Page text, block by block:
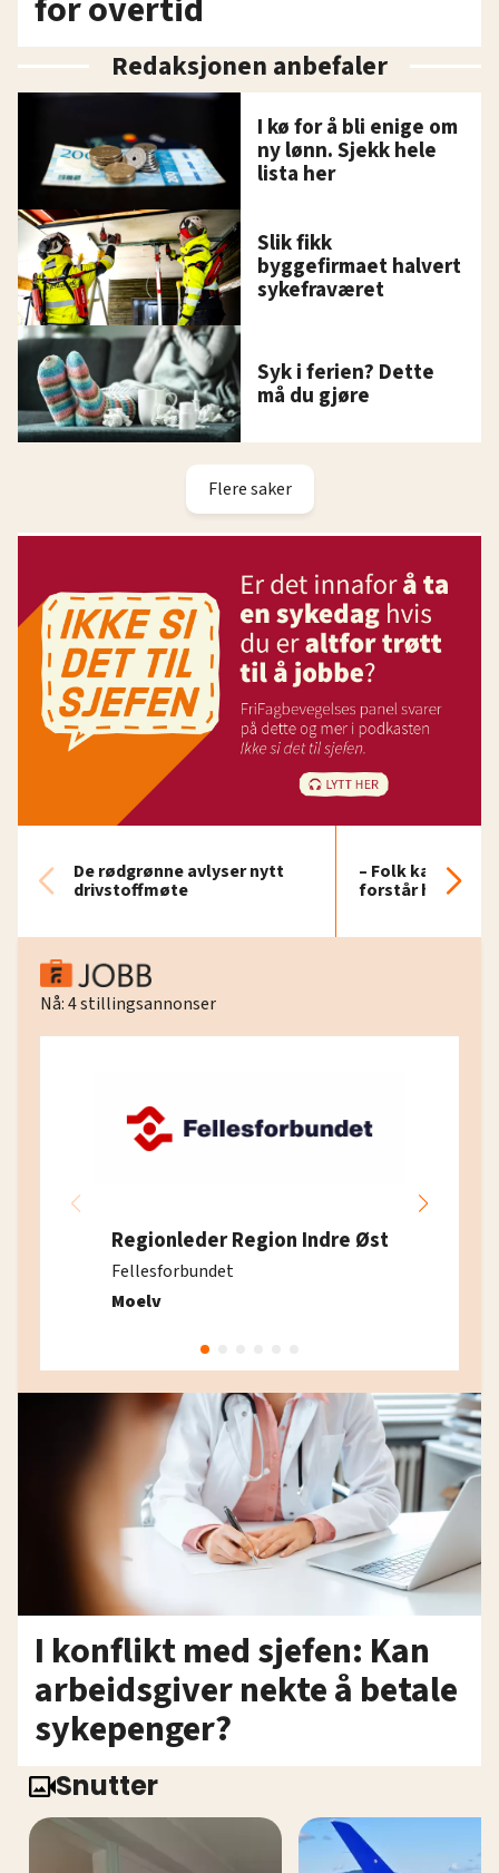
Redaksjonen anbefaler
I kø for å bli enige om
ny lønn. Sjekk hele
lista her
Slik fikk
byggefirmaet halvert
sykefraværet
Syk i ferien? Dette
må du gjøre
Flere saker
De rødgrønne avlyser nytt
drivstoffmøte
– Folk kan bli
forstår hvorfor
Nå:4stillingsannonser
Regionleder Region Indre Øst
Fellesforbundet
Moelv
I konflikt med sjefen: Kan
arbeidsgiver nekte å betale
sykepenger?
Snutter